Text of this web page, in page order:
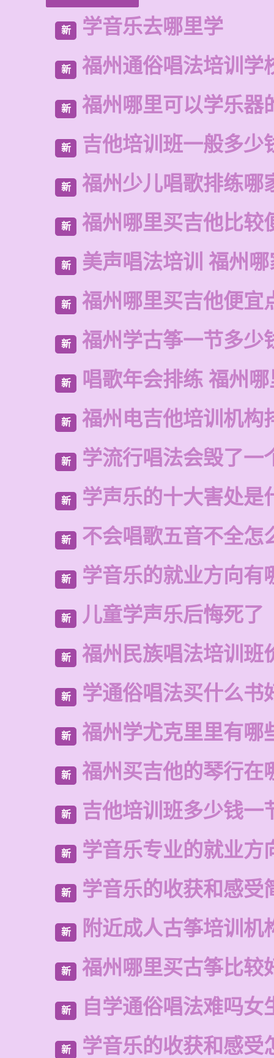
新 学音乐去哪里学
新 福州通俗唱法培训学
新 福州哪里可以学乐器
新 吉他培训班一般多少
新 福州少儿唱歌排练哪
新 福州哪里买吉他比较
新 美声唱法培训 福州
新 福州哪里买吉他便宜
新 福州学古筝一节多少
新 唱歌年会排练 福州
新 福州电吉他培训机构
新 学流行唱法会毁了一
新 学声乐的十大害处是
新 不会唱歌五音不全怎
新 学音乐的就业方向有
新 儿童学声乐后悔死了
新 福州民族唱法培训班
新 学通俗唱法买什么书
新 福州学尤克里里有哪
新 福州买吉他的琴行在
新 吉他培训班多少钱一
新 学音乐专业的就业方
新 学音乐的收获和感受
新 附近成人古筝培训机
新 福州哪里买古筝比较
新 自学通俗唱法难吗女
新 学音乐的收获和感受